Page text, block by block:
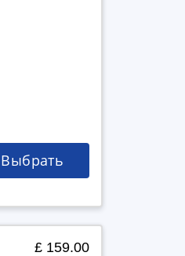
Выбрать
£ 159.00